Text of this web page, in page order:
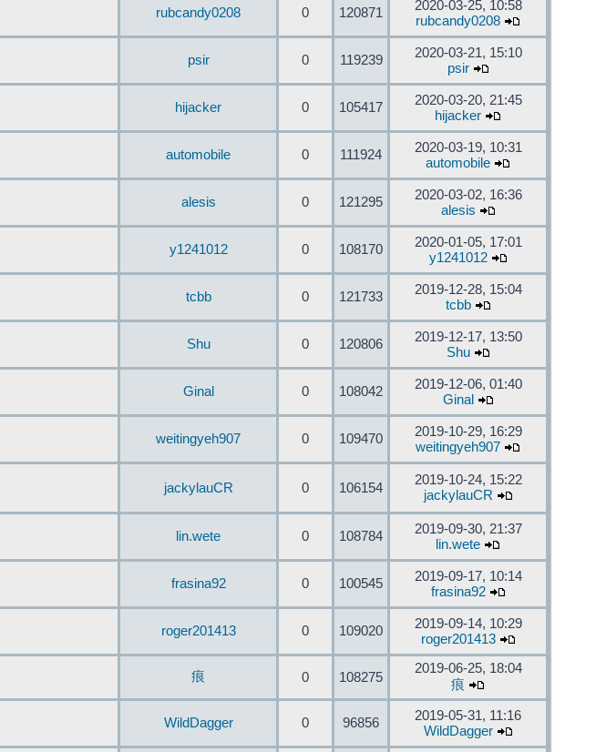
rubcandy0208 0 120871
2020-03-25, 10:58
rubcandy0208
psir 0 119239
2020-03-21, 15:10
psir
hijacker 0 105417
2020-03-20, 21:45
hijacker
automobile 0 111924
2020-03-19, 10:31
automobile
alesis 0 121295
2020-03-02, 16:36
alesis
y1241012 0 108170
2020-01-05, 17:01
y1241012
tcbb 0 121733
2019-12-28, 15:04
tcbb
Shu 0 120806
2019-12-17, 13:50
Shu
Ginal 0 108042
2019-12-06, 01:40
Ginal
weitingyeh907 0 109470
2019-10-29, 16:29
weitingyeh907
jackylauCR 0 106154
2019-10-24, 15:22
jackylauCR
lin.wete 0 108784
2019-09-30, 21:37
lin.wete
frasina92 0 100545
2019-09-17, 10:14
frasina92
roger201413 0 109020
2019-09-14, 10:29
roger201413
痕 0 108275
2019-06-25, 18:04
痕
WildDagger 0 96856
2019-05-31, 11:16
WildDagger